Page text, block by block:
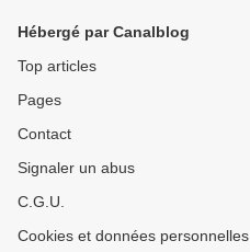
Hébergé par Canalblog
Top articles
Pages
Contact
Signaler un abus
C.G.U.
Cookies et données personnelles